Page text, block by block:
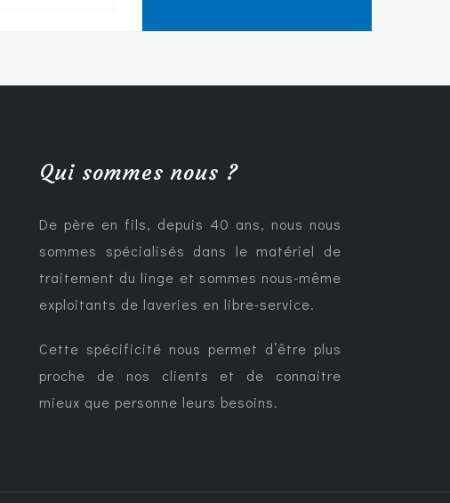
Qui sommes nous ?
De père en fils, depuis 40 ans, nous nous
sommes spécialisés dans le matériel de
traitement du linge et sommes nous-même
exploitants de laveries en libre-service.
Cette spécificité nous permet d’être plus
proche de nos clients et de connaitre
mieux que personne leurs besoins.